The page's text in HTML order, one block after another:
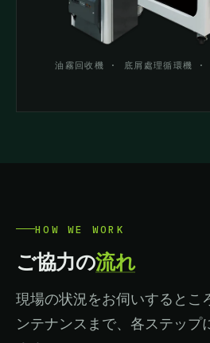
油霧回收機 · 底屑處理循環機 ·
HOW WE WORK
ご協力の流れ
現場の状況をお伺いするとこ
ンテナンスまで、各ステップ